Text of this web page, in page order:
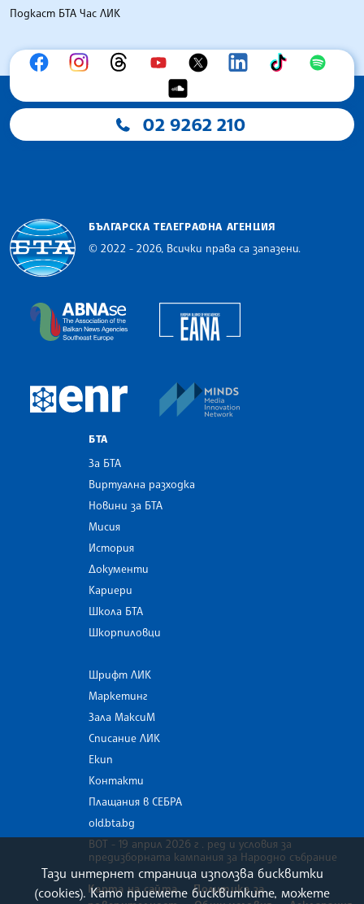
Подкаст БТА Час ЛИК
02 9262 210
БЪЛГАРСКА ТЕЛЕГРАФНА АГЕНЦИЯ
© 2022 - 2026, Всички права са запазени.
The Assocoation of the Balkan News Agencies
European Newsroom
БТА
За БТА
Виртуална разходка
Новини за БТА
Мисия
История
Документи
Кариери
Школа БТА
Шкорпиловци
Шрифт ЛИК
Маркетинг
Зала МаксиМ
Списание ЛИК
Екип
Контакти
Плащания в СЕБРА
old.bta.bg
ВОТ - 19 април 2026 г . ред и условия за
предизборната кампания за Народно събрание
Карта на сайта
Политика за
Тази интернет страница използва бисквитки
(cookies). Като приемете бисквитките, можете